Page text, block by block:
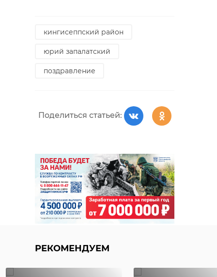
кингисеппский район
юрий запалатский
поздравление
Поделиться статьей:
РЕКОМЕНДУЕМ